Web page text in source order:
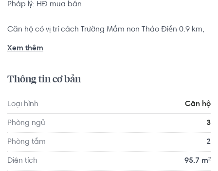
Pháp lý: HĐ mua bán
Căn hộ có vị trí cách Trường Mầm non Thảo Điền 0.9 km,
như: Bệnh viện Quốc Tế Mỹ - AIH, Phòng khám Mắt BV AIH
Xem thêm
Thông tin cơ bản
Loại hình Căn hộ
Phòng ngủ 3
Phòng tắm 2
Diện tích 95.7 m²